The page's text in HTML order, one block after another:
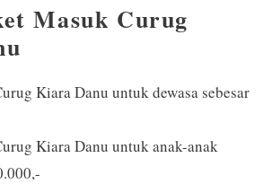
Masuk Curug
Kiara Danu untuk dewasa sebesar
Kiara Danu untuk anak-anak